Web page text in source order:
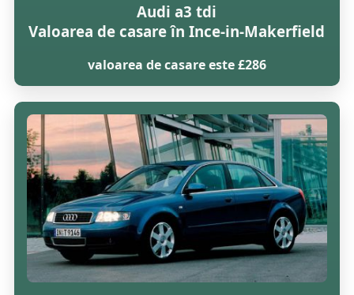
Audi a3 tdi
Valoarea de casare în Ince-in-Makerfield
valoarea de casare este £286